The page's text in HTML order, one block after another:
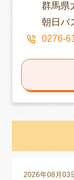
群馬県
朝日バ
0276-
2026年08月03